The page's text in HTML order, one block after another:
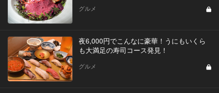
グルメ
夜6,000円でこんなに豪華！うにもいくら
も大満足の寿司コース発見！
グルメ